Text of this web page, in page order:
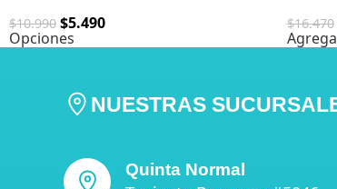
$10.990 $5.490
Opciones
$16.470
NUESTRAS
Quinta Normal